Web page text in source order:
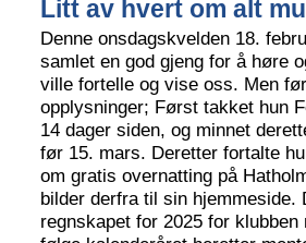
Litt av hvert om alt
Denne onsdagskvelden 18.
samlet en god gjeng for å høre
ville fortelle og vise oss. Men
opplysninger; Først takket hun
14 dager siden, og minnet
før 15. mars. Deretter fortalte
om gratis overnatting på
bilder derfra til sin hjemmeside.
regnskapet for 2025 for